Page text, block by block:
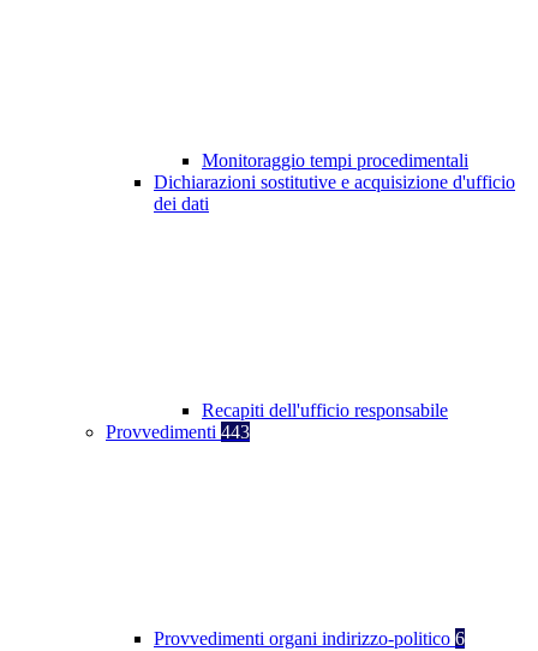
Monitoraggio tempi procedimentali
Dichiarazioni sostitutive e acquisizione d'ufficio
dei dati
Recapiti dell'ufficio responsabile
Provvedimenti 443
Provvedimenti organi indirizzo-politico 6